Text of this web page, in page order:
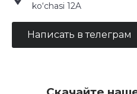
ko‘chasi 12A
Написать в телеграм